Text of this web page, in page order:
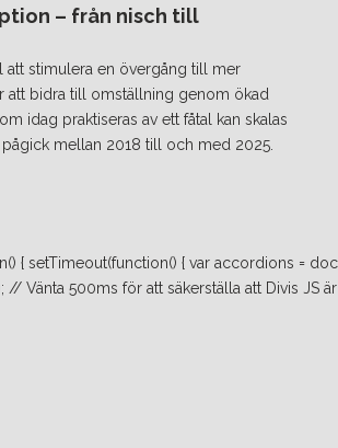
– från nisch till
stimulera en övergång till mer
att bidra till omställning genom ökad
idag praktiseras av ett fåtal kan skalas
mellan 2018 till och med 2025.
{ setTimeout(function() { var accordions =
Vänta 500ms för att säkerställa att Divis JS är